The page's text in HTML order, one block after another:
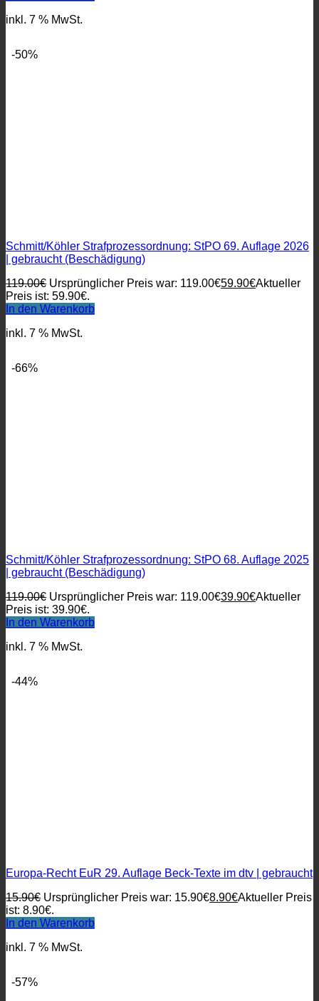
inkl. 7 % MwSt.
-50%
Schmitt/Köhler Strafprozessordnung: StPO 69. Auflage 2026
| gebraucht (Beschädigung)
119.00€ Ursprünglicher Preis war: 119.00€59.90€Aktueller
Preis ist: 59.90€.
In den Warenkorb
inkl. 7 % MwSt.
-66%
Schmitt/Köhler Strafprozessordnung: StPO 68. Auflage 2025
| gebraucht (Beschädigung)
119.00€ Ursprünglicher Preis war: 119.00€39.90€Aktueller
Preis ist: 39.90€.
In den Warenkorb
inkl. 7 % MwSt.
-44%
Europa-Recht EuR 29. Auflage Beck-Texte im dtv | gebraucht
15.90€ Ursprünglicher Preis war: 15.90€8.90€Aktueller Preis
ist: 8.90€.
In den Warenkorb
inkl. 7 % MwSt.
-57%